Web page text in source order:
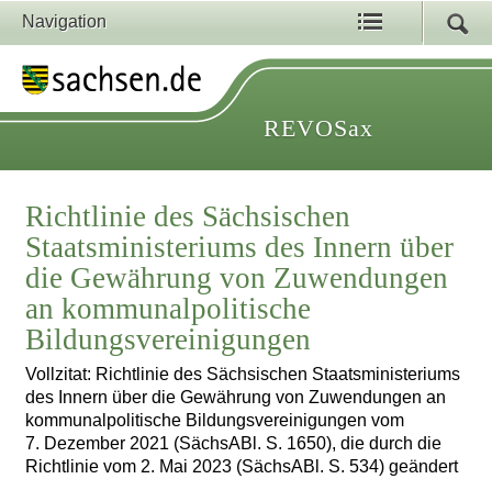
Navigation
REVOSax
Richtlinie des Sächsischen
Staatsministeriums des Innern über
die Gewährung von Zuwendungen
an kommunalpolitische
Bildungsvereinigungen
Vollzitat: Richtlinie des Sächsischen Staatsministeriums
des Innern über die Gewährung von Zuwendungen an
kommunalpolitische Bildungsvereinigungen vom
7. Dezember 2021 (SächsABl. S. 1650), die durch die
Richtlinie vom 2. Mai 2023 (SächsABl. S. 534) geändert